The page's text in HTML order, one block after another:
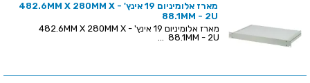
מארז אלומיניום 19 אינץ' - 482.6MM X 280MM X
88.1MM - 2U
מארז אלומיניום 19 אינץ' - 482.6MM X 280MM X
88.1MM - 2U ...